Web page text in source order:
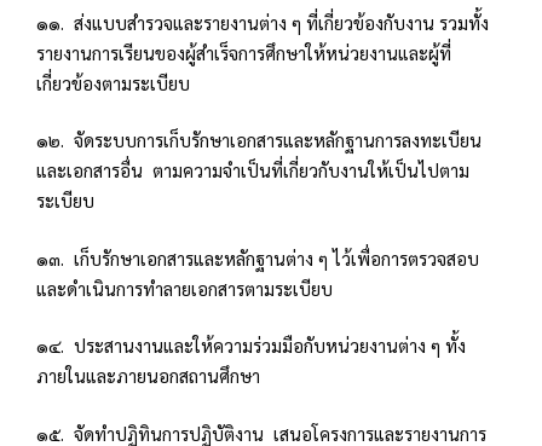
๑๑. ส่งแบบสำรวจและรายงานต่าง ๆ ที่เกี่ยวข้องกับงาน รวมทั้ง
รายงานการเรียนของผู้สำเร็จการศึกษาให้หน่วยงานและผู้ที่
เกี่ยวข้องตามระเบียบ
๑๒. จัดระบบการเก็บรักษาเอกสารและหลักฐานการลงทะเบียน
และเอกสารอื่น ตามความจำเป็นที่เกี่ยวกับงานให้เป็นไปตาม
ระเบียบ
๑๓. เก็บรักษาเอกสารและหลักฐานต่าง ๆ ไว้เพื่อการตรวจสอบ
และดำเนินการทำลายเอกสารตามระเบียบ
๑๔. ประสานงานและให้ความร่วมมือกับหน่วยงานต่าง ๆ ทั้ง
ภายในและภายนอกสถานศึกษา
๑๕. จัดทำปฏิทินการปฏิบัติงาน เสนอโครงการและรายงานการ